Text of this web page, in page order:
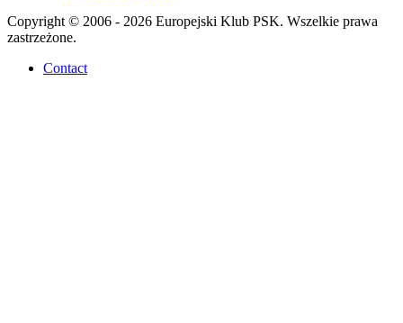
Copyright © 2006 - 2026 Europejski Klub PSK. Wszelkie prawa
zastrzeżone.
Contact